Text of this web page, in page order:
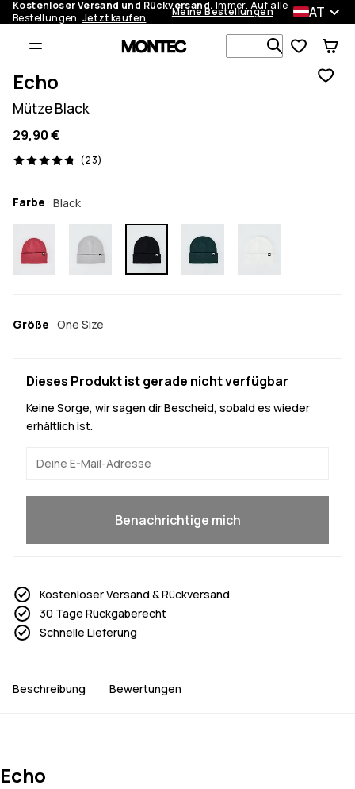
Kostenloser Versand und Rückversand. Immer. Auf alle
Bestellungen. Jetzt kaufen Meine Bestellungen AT
Echo
Mütze Black
29,90 €
(23)
23 Reviews, 4.8/5
Farbe Black
Größe One Size
Dieses Produkt ist gerade nicht verfügbar
Keine Sorge, wir sagen dir Bescheid, sobald es wieder
erhältlich ist.
Benachrichtige mich
Kostenloser Versand & Rückversand
30 Tage Rückgaberecht
Schnelle Lieferung
Beschreibung Bewertungen
Echo